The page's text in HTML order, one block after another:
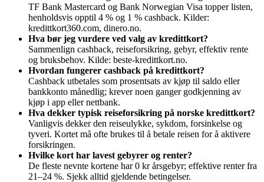
TF Bank Mastercard og Bank Norwegian Visa topper listen,
henholdsvis opptil 4 % og 1 % cashback. Kilder:
kredittkort360.com, dinero.no.
Hva bør jeg vurdere ved valg av kredittkort?
Sammenlign cashback, reiseforsikring, gebyr, effektiv rente
og bruksbehov. Kilde: beste-kredittkort.no.
Hvordan fungerer cashback på kredittkort?
Cashback utbetales som prosentsats av kjøp til saldo eller
bankkonto månedlig; krever noen ganger godkjenning av
kjøp i app eller nettbank.
Hva dekker typisk reiseforsikring på norske kredittkort?
Vanligvis dekker den reiseulykke, sykdom, forsinkelse og
tyveri. Kortet må ofte brukes til å betale reisen for å aktivere
forsikringen.
Hvilke kort har lavest gebyrer og renter?
De fleste nevnte kortene har 0 kr årsgebyr; effektive renter fra
21–24 %. Sjekk alltid gjeldende betingelser.